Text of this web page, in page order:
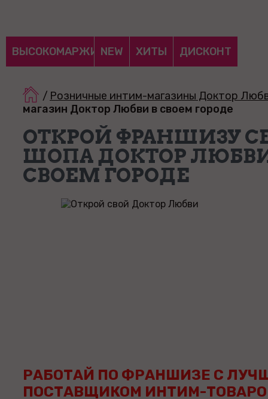
ВЫСОКОМАРЖИНАЛЬНЫЕ
NEW ХИТЫ ДИСКОНТ
/ Розничные интим-магазины Доктор
магазин Доктор Любви в своем городе
ОТКРОЙ ФРАНШИЗУ
ШОПА ДОКТОР
СВОЕМ ГОРОДЕ
РАБОТАЙ ПО ФРАНШИЗЕ С
ПОСТАВЩИКОМ ИНТИМ-